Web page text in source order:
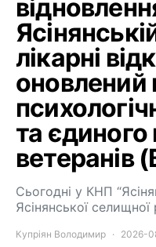
лікарні
оновлений
та єдиного
ветеранів
Сьогодні у КНП
Ясінянської
Купріян Володимир 2026-